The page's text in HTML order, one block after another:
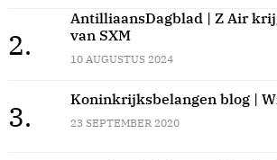
2.
AntilliaansDagblad | Z Air
van SXM
10 AUGUSTUS 2024
3.
Koninkrijksbelangen blog |
23 SEPTEMBER 2020